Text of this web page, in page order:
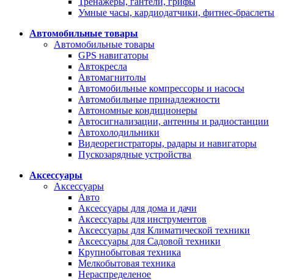
Умные часы, кардиодатчики, фитнес-браслеты
Автомобильные товары
Автомобильные товары
GPS навигаторы
Автокресла
Автомагнитолы
Автомобильные компрессоры и насосы
Автомобильные принадлежности
Автономные кондиционеры
Автосигнализации, антенны и радиостанции
Автохолодильники
Видеорегистраторы, радары и навигаторы
Пускозарядные устройства
Аксессуары
Аксессуары
Авто
Аксессуары для дома и дачи
Аксессуары для инструментов
Аксессуары для Климатической техники
Аксессуары для Садовой техники
Крупнобытовая техника
Мелкобытовая техника
Нераспределеное